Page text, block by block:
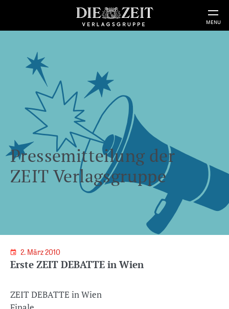
MENU
Pressemitteilung der
ZEIT Verlagsgruppe
2. März 2010
Erste ZEIT DEBATTE in Wien
ZEIT DEBATTE in Wien